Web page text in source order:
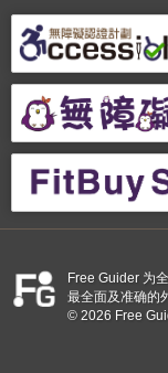
Free Guider 为
最全面及准确的
© 2026 Free